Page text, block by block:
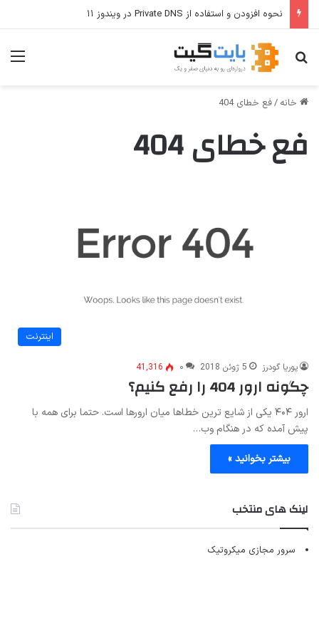
نحوه افزودن و استفاده از Private DNS در ویندوز ۱۱
جستجو برای
خانه /فع خطای 404
فع خطای 404
اینترنت
پوریا گودرز 5 ژوئن 2018 ۰ 41,316
چگونه ارور 404 را رفع کنیم؟
ارور ۴۰۴ یکی از شایع ترین خطاها میان ارورها است. حتما برای همه با
پیش آمده که در هنگام وب…
بیشتر بخوانید »
لینک های منتخب
سرور مجازی میکروتیک